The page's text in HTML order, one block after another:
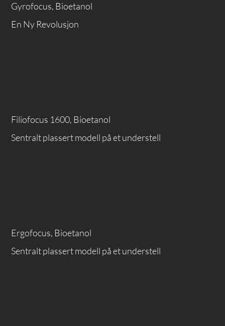
Gyrofocus, Bioetanol
En Ny Revolusjon
Filiofocus 1600, Bioetanol
Sentralt plassert modell på et understell
Ergofocus, Bioetanol
Sentralt plassert modell på et understell